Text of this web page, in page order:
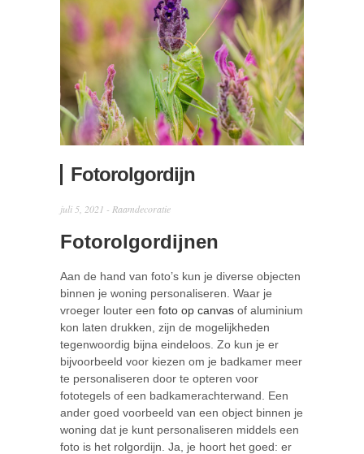
Fotorolgordijn
juli 5, 2021 - Raamdecoratie
Fotorolgordijnen
Aan de hand van foto’s kun je diverse objecten
binnen je woning personaliseren. Waar je
vroeger louter een foto op canvas of aluminium
kon laten drukken, zijn de mogelijkheden
tegenwoordig bijna eindeloos. Zo kun je er
bijvoorbeeld voor kiezen om je badkamer meer
te personaliseren door te opteren voor
fototegels of een badkamerachterwand. Een
ander goed voorbeeld van een object binnen je
woning dat je kunt personaliseren middels een
foto is het rolgordijn. Ja, je hoort het goed: er